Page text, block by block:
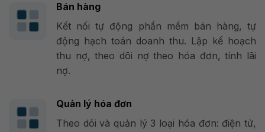
Bán hàng
Kết nối tự động phần mềm bán hàng, tự
động hạch toán doanh thu. Lập kế hoạch
thu nợ, theo dõi nợ theo hóa đơn, tính lãi
nợ.
Quản lý hóa đơn
Theo dõi và quản lý 3 loại hóa đơn: điện tử,